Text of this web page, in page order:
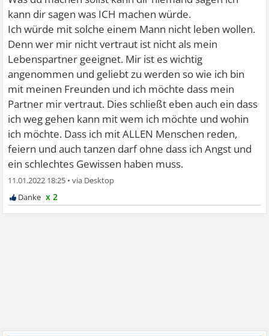
kann dir sagen was ICH machen würde.
Ich würde mit solche einem Mann nicht leben wollen.
Denn wer mir nicht vertraut ist nicht als mein
Lebenspartner geeignet. Mir ist es wichtig
angenommen und geliebt zu werden so wie ich bin
mit meinen Freunden und ich möchte dass mein
Partner mir vertraut. Dies schließt eben auch ein dass
ich weg gehen kann mit wem ich möchte und wohin
ich möchte. Dass ich mit ALLEN Menschen reden,
feiern und auch tanzen darf ohne dass ich Angst und
ein schlechtes Gewissen haben muss.
11.01.2022 18:25 •
x 2